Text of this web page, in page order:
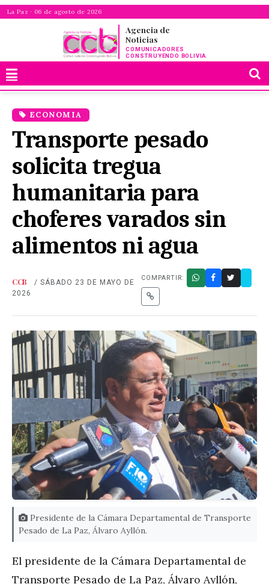
La Paz · 06 de agosto de 2026
Agencia de
Noticias
COMUNICADORES
CONSTRUYENDO BOLIVIA
ECONOMIA
Transporte pesado
solicita tregua
humanitaria para
choferes varados sin
alimentos ni agua
CCB
/ SÁBADO 23 DE MAYO DE
2026
COMPARTIR:
Presidente de la Cámara Departamental de Transporte
Pesado de La Paz, Álvaro Ayllón.
El presidente de la Cámara Departamental de
Transporte Pesado de La Paz, Álvaro Ayllón,